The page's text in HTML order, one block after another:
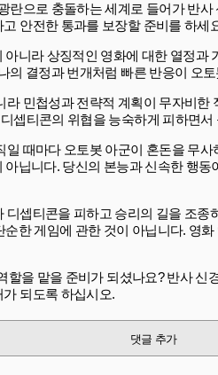
란으로 충돌하는 세계로 들어가 반
안전한 통과를 보장할 준비를 하세
아니라 상징적인 영화에 대한 열정
의 결정과 번개처럼 빠른 반응이 오
민첩성과 전략적 계획이 무자비
셉티콘의 위협을 능숙하게 피하면
때마다 오토봇 아군이 혼돈을 무
아닙니다. 당신의 본능과 신속한 행
셉티콘을 피하고 승리의 길을 조
순한 게임에 관한 것이 아닙니다. 영
할을 맡을 준비가 되셨나요? 반사
되도록 하십시오.
댓글 추가